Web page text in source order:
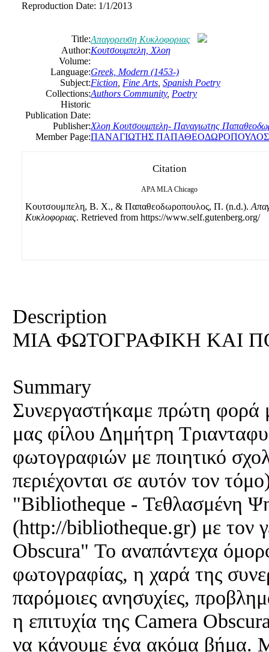
Reproduction Date: 1/1/2013
Title:Απαγορευση Κυκλοφοριας
Author:Κουτσουμπελη, Χλοη
Volume:
Language:Greek, Modern (1453-)
Subject:Fiction Fine Arts Spanish Poetry
Collections:Authors Community, Poetry
Historic
Publication Date:
Publisher:Χλοη Κουτσουμπελη- Παναγιωτης
Member Page:ΠΑΝΑΓΙΩΤΗΣ ΠΑΠΑΘΕΟΔΩΡΟΠΟΥΛΟΣ
Citation
APA MLA Chicago
Κουτσουμπελη, B. Χ., & Παπαθεοδωροπουλος, Π. (n.d.).
Κυκλοφοριας. Retrieved from https://www.self.gutenberg.org/
Description
ΜΙΑ ΦΩΤΟΓΡΑΦΙΚΗ ΚΑΙ
Summary
Συνεργαστήκαμε πρώτη φορά
μας φίλου Δημήτρη
φωτογραφιών με ποιητικό
περιέχονται σε αυτόν τον
"Bibliotheque - Τεθλασμένη
(http://bibliotheque.gr) με τον
Obscura" Το αναπάντεχα
φωτογραφίας, η χαρά της
παρόμοιες ανησυχίες,
η επιτυχία της Camera
να κάνουμε ένα ακόμα βήμα.